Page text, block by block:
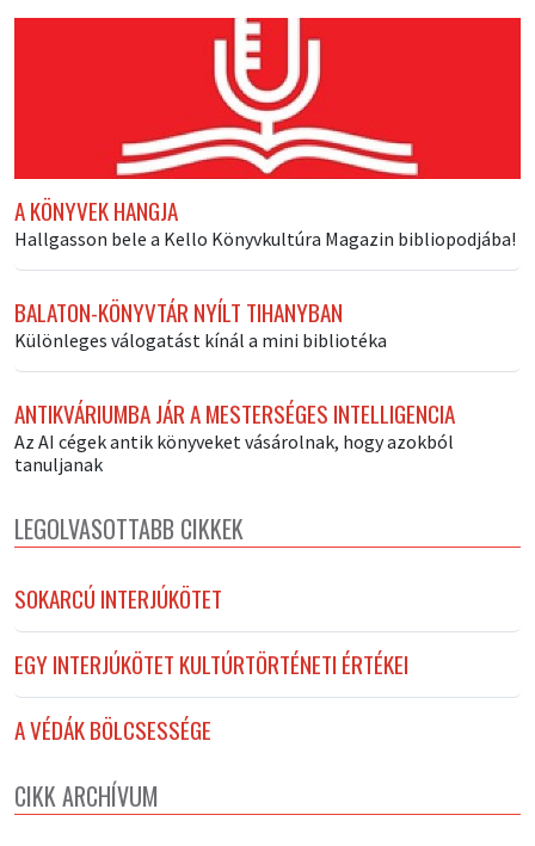
A KÖNYVEK HANGJA
Hallgasson bele a Kello Könyvkultúra Magazin bibliopodjába!
BALATON-KÖNYVTÁR NYÍLT TIHANYBAN
Különleges válogatást kínál a mini bibliotéka
ANTIKVÁRIUMBA JÁR A MESTERSÉGES INTELLIGENCIA
Az AI cégek antik könyveket vásárolnak, hogy azokból
tanuljanak
LEGOLVASOTTABB CIKKEK
SOKARCÚ INTERJÚKÖTET
EGY INTERJÚKÖTET KULTÚRTÖRTÉNETI ÉRTÉKEI
A VÉDÁK BÖLCSESSÉGE
CIKK ARCHÍVUM